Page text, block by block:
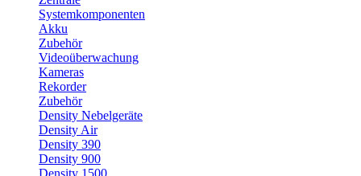
Systemkomponenten
Akku
Zubehör
Videoüberwachung
Kameras
Rekorder
Zubehör
Density Nebelgeräte
Density Air
Density 390
Density 900
Density 1500